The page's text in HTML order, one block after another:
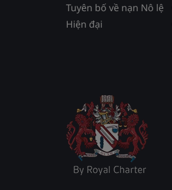
Tuyên bố về nạn Nô lệ
Hiện đại